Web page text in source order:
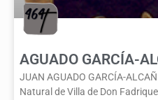
AGUADO GARCÍA-
JUAN AGUADO GARCÍA-
Natural de Villa de Don